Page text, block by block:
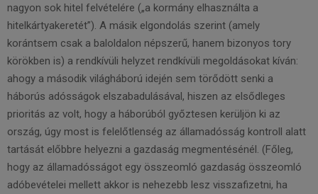
nagyon sok hitel felvételére („a kormány elhasználta a
hitelkártyakeretét”). A másik elgondolás szerint (amely
korántsem csak a baloldalon népszerű, hanem bizonyos tory
körökben is) a rendkívüli helyzet rendkívüli megoldásokat kíván:
ahogy a második világháború idején sem törődött senki a
háborús adósságok elszabadulásával, hiszen az elsődleges
prioritás az volt, hogy a háborúból győztesen kerüljön ki az
ország, úgy most is felelőtlenség az államadósság kontroll alatt
tartását előbbre helyezni a gazdaság megmentésénél. (Főleg,
hogy az államadósságot egy összeomló gazdaság összeomló
adóbevételei mellett akkor is nehezebb lesz visszafizetni, ha